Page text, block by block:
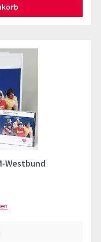
Westbund